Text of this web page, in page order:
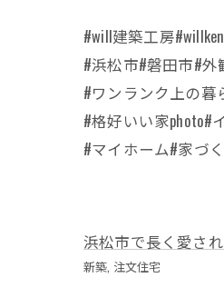
#will建築工房
#浜松市#磐田市#
#ワンランク上の暮
#格好いい家photo#
#マイホーム#家づ
浜松市で長く愛さ
新築 注文住宅